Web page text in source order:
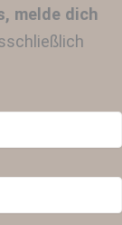
melde dich